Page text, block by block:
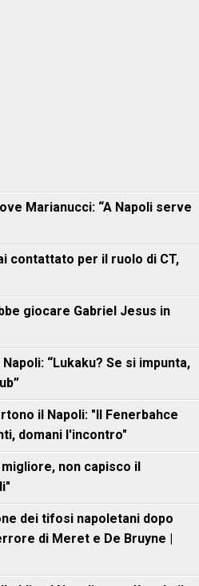
Marianucci: “A Napoli serve
contattato per il ruolo di CT,
giocare Gabriel Jesus in
“Lukaku? Se si impunta,
il Napoli: "Il Fenerbahce
domani l'incontro"
migliore, non capisco il
dei tifosi napoletani dopo
di Meret e De Bruyne |